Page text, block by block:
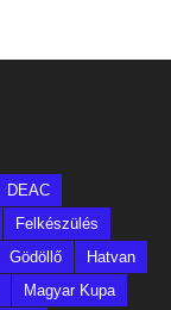
DEAC
Felkészülés
Gödöllő
Hatvan
Magyar Kupa